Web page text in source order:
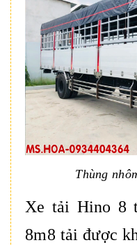
Thùng
Xe tải Hino 8
8m8 tải được